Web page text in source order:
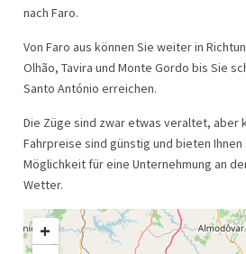
nach Faro.
Von Faro aus können Sie weiter in
Olhão, Tavira und Monte Gordo bis Sie
Santo António erreichen.
Die Züge sind zwar etwas veraltet, aber
Fahrpreise sind günstig und bieten
Möglichkeit für eine Unternehmung an
Wetter.
+